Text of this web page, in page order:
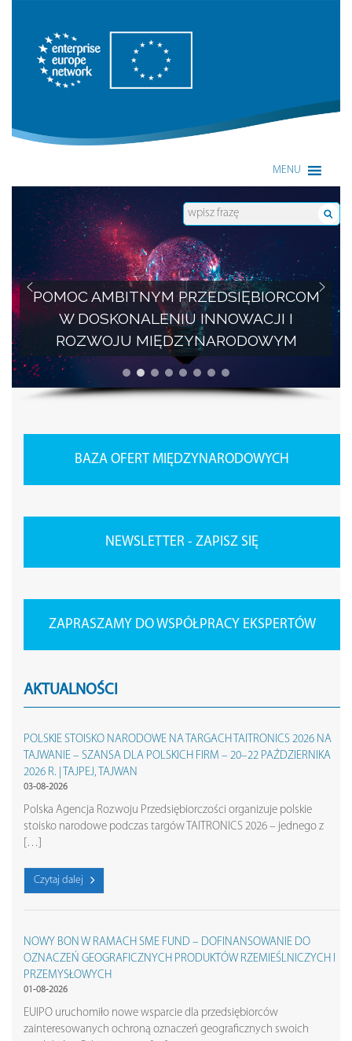
Enterprise Europe Network
MENU
POMOC AMBITNYM PRZEDSIĘBIORCOM
W DOSKONALENIU INNOWACJI I
ROZWOJU MIĘDZYNARODOWYM
BAZA OFERT MIĘDZYNARODOWYCH
NEWSLETTER - ZAPISZ SIĘ
ZAPRASZAMY DO WSPÓŁPRACY EKSPERTÓW
AKTUALNOŚCI
POLSKIE STOISKO NARODOWE NA TARGACH TAITRONICS 2026 NA
TAJWANIE – SZANSA DLA POLSKICH FIRM – 20–22 PAŹDZIERNIKA
2026 R. | TAJPEJ, TAJWAN
03-08-2026
Polska Agencja Rozwoju Przedsiębiorczości organizuje polskie
stoisko narodowe podczas targów TAITRONICS 2026 – jednego z
[…]
Czytaj dalej
NOWY BON W RAMACH SME FUND – DOFINANSOWANIE DO
OZNACZEŃ GEOGRAFICZNYCH PRODUKTÓW RZEMIEŚLNICZYCH I
PRZEMYSŁOWYCH
01-08-2026
EUIPO uruchomiło nowe wsparcie dla przedsiębiorców
zainteresowanych ochroną oznaczeń geograficznych swoich